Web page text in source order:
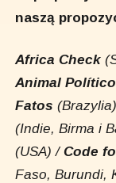
naszą
Africa Check
Animal
Fatos
(Indie, Birma i
(USA) /Code
Faso, Burundi,